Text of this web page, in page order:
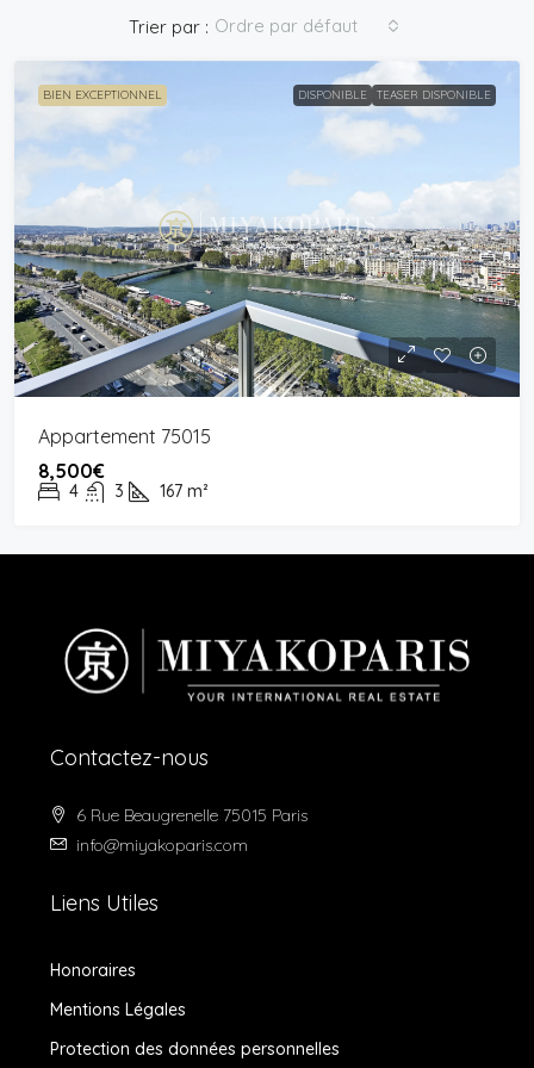
Trier par : Ordre par défaut
BIEN EXCEPTIONNEL DISPONIBLE TEASER DISPONIBLE
Appartement 75015
8,500€
4 3 167 m²
Contactez-nous
6 Rue Beaugrenelle 75015 Paris
info@miyakoparis.com
Liens Utiles
Honoraires
Mentions Légales
Protection des données personnelles